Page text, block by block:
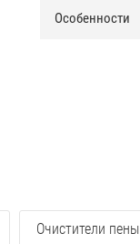
Особенности
Очистители пены